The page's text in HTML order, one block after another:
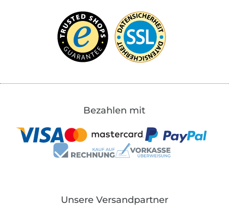
Bezahlen mit
Unsere Versandpartner